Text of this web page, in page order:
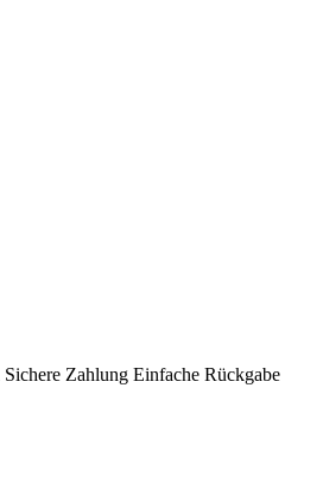
Sichere Zahlung Einfache Rückgabe